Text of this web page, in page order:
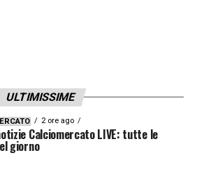
ULTIMISSIME
2 ore ago
Calciomercato LIVE: tutte le
giorno